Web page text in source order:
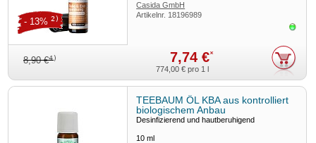
Casida GmbH
Artikelnr. 18196989
8,90 €4) 7,74 €*
- 13% 2)
774,00 € pro 1 l
TEEBAUM ÖL KBA aus kontrolliert
biologischem Anbau
Desinfizierend und hautberuhigend
10ml